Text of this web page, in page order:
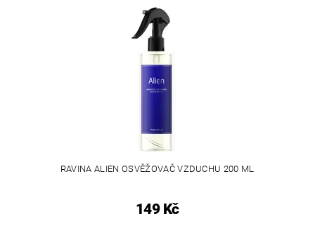
RAVINA ALIEN OSVĚŽOVAČ VZDUCHU 200 ML
149 Kč